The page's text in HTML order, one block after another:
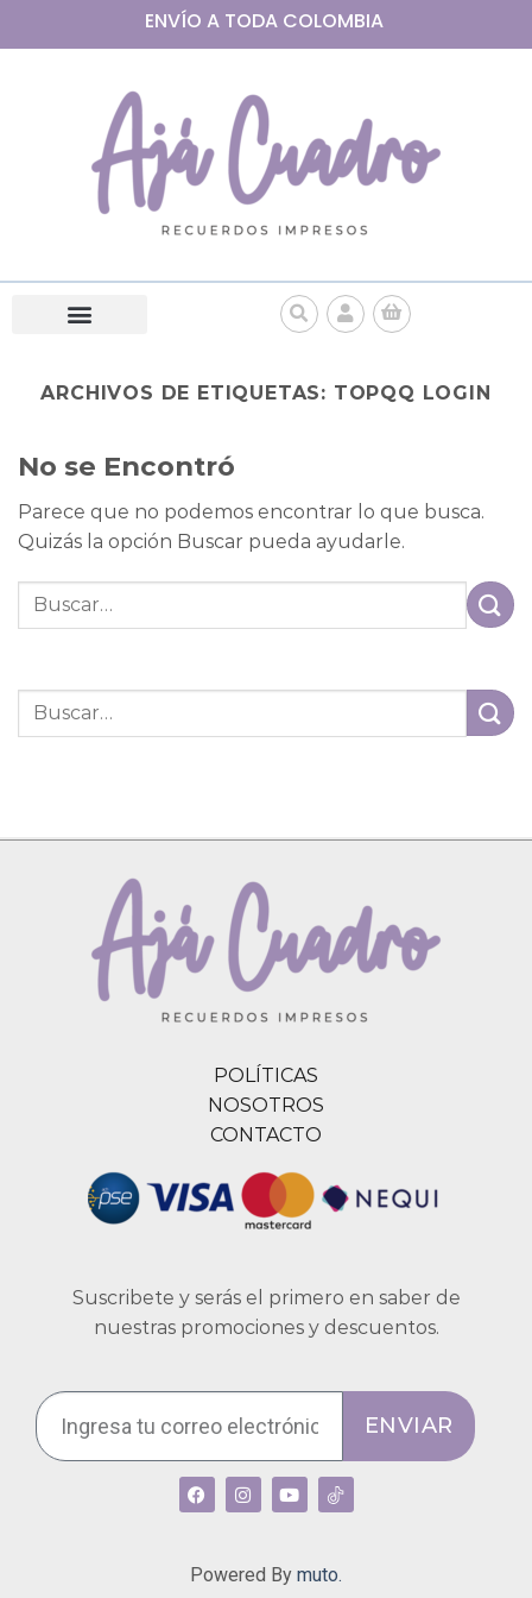
ENVÍO A TODA COLOMBIA
ARCHIVOS DE ETIQUETAS: TOPQQ LOGIN
No se Encontró
Parece que no podemos encontrar lo que busca.
Quizás la opción Buscar pueda ayudarle.
POLÍTICAS
NOSOTROS
CONTACTO
Suscribete y serás el primero en saber de
nuestras promociones y descuentos.
ENVIAR
Powered By muto.